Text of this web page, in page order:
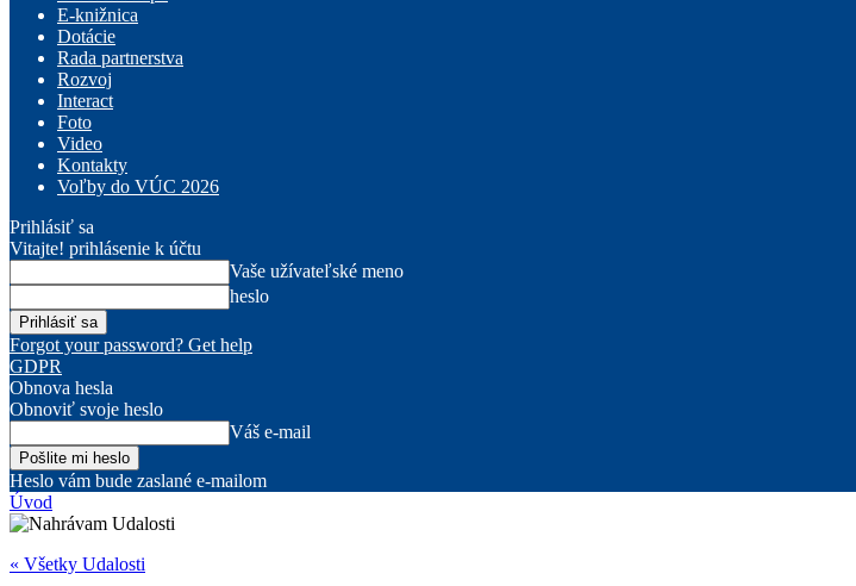
E-knižnica
Dotácie
Rada partnerstva
Rozvoj
Interact
Foto
Video
Kontakty
Voľby do VÚC 2026
Prihlásiť sa
Vitajte! prihlásenie k účtu
Vaše užívateľské meno
heslo
Forgot your password? Get help
GDPR
Obnova hesla
Obnoviť svoje heslo
Váš e-mail
Heslo vám bude zaslané e-mailom
Úvod
« Všetky Udalosti